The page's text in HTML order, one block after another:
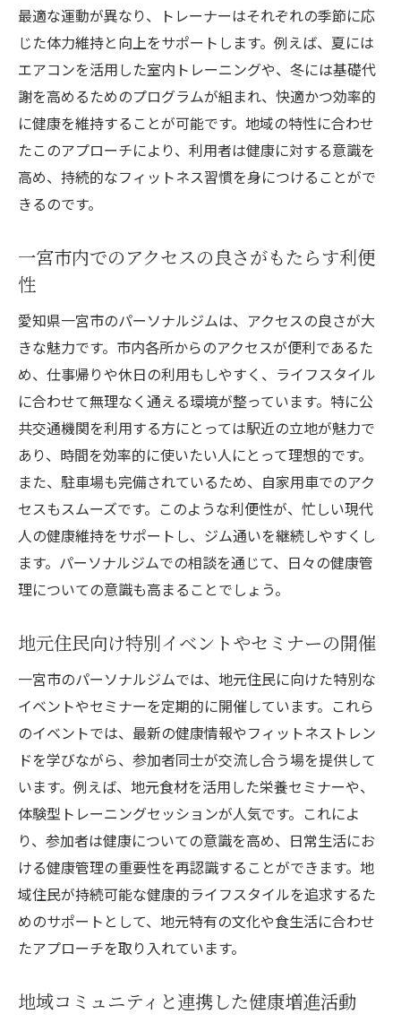
最適な運動が異なり、トレーナーはそれぞれの季節に応
じた体力維持と向上をサポートします。例えば、夏には
エアコンを活用した室内トレーニングや、冬には基礎代
謝を高めるためのプログラムが組まれ、快適かつ効率的
に健康を維持することが可能です。地域の特性に合わせ
たこのアプローチにより、利用者は健康に対する意識を
高め、持続的なフィットネス習慣を身につけることがで
きるのです。
一宮市内でのアクセスの良さがもたらす利便
性
愛知県一宮市のパーソナルジムは、アクセスの良さが大
きな魅力です。市内各所からのアクセスが便利であるた
め、仕事帰りや休日の利用もしやすく、ライフスタイル
に合わせて無理なく通える環境が整っています。特に公
共交通機関を利用する方にとっては駅近の立地が魅力で
あり、時間を効率的に使いたい人にとって理想的です。
また、駐車場も完備されているため、自家用車でのアク
セスもスムーズです。このような利便性が、忙しい現代
人の健康維持をサポートし、ジム通いを継続しやすくし
ます。パーソナルジムでの相談を通じて、日々の健康管
理についての意識も高まることでしょう。
地元住民向け特別イベントやセミナーの開催
一宮市のパーソナルジムでは、地元住民に向けた特別な
イベントやセミナーを定期的に開催しています。これら
のイベントでは、最新の健康情報やフィットネストレン
ドを学びながら、参加者同士が交流し合う場を提供して
います。例えば、地元食材を活用した栄養セミナーや、
体験型トレーニングセッションが人気です。これによ
り、参加者は健康についての意識を高め、日常生活にお
ける健康管理の重要性を再認識することができます。地
域住民が持続可能な健康的ライフスタイルを追求するた
めのサポートとして、地元特有の文化や食生活に合わせ
たアプローチを取り入れています。
地域コミュニティと連携した健康増進活動